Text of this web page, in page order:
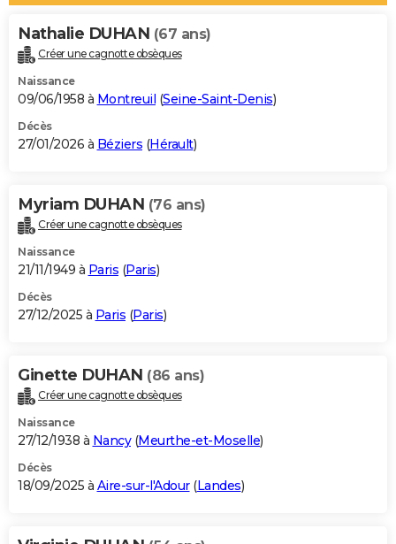
Alimentation
Guide de la santé
Maladies
Médicaments
Sommeil
VOYAGE
Destinations
City break
Voyage nature
Voyage de noces
Forum
Climat
+PHOTO
GUIDES D'ACHAT
BONS PLANS
Carte de Noël
Carte Bonne année
Carte Saint-Valentin
Carte Pâques
Carte d'anniversaire
DICTIONNAIRE
Dictionnaire
Biographies
Citations
Expressions
Proverbes
PROGRAMME TV
S'inscrire
Se connecter
Lycées
Collèges
Primaires
Universités
Entreprises
Service militaire
Avis de recherche
AVIS DE DÉCÈS
Bricolage
Lifestyle
Culture
Sport
Auto
Television
Voyage
Cinema
Nathalie DUHAN (67 ans)
Créer une cagnotte obsèques
Naissance
09/06/1958 à Montreuil (Seine-Saint-Denis)
Décès
27/01/2026 à Béziers (Hérault)
Myriam DUHAN (76 ans)
Créer une cagnotte obsèques
Naissance
21/11/1949 à Paris (Paris)
Décès
27/12/2025 à Paris (Paris)
Ginette DUHAN (86 ans)
Créer une cagnotte obsèques
Naissance
27/12/1938 à Nancy(Meurthe-et-Moselle)
Décès
18/09/2025 à Aire-sur-l'Adour(Landes)